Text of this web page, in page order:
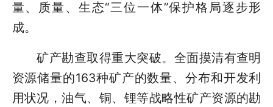
量、质量、生态“三位一体”保护格局逐步形
成。
矿产勘查取得重大突破。全面摸清有查明
资源储量的163种矿产的数量、分布和开发利
用状况，油气、铜、锂等战略性矿产资源的勘